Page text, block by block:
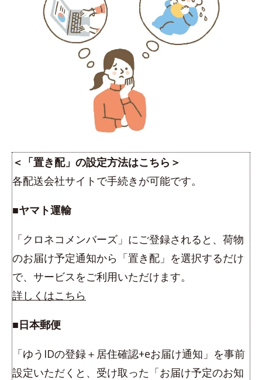
＜「置き配」の設定方法はこちら＞
各配送会社サイトで手続きが可能です。
■ヤマト運輸
「クロネコメンバーズ」にご登録されると、荷物
のお届け予定通知から「置き配」を選択するだけ
で、サービスをご利用いただけます。
詳しくはこちら
■日本郵便
「ゆうIDの登録＋居住確認+eお届け通知」を事前
設定いただくと、受け取った「お届け予定のお知